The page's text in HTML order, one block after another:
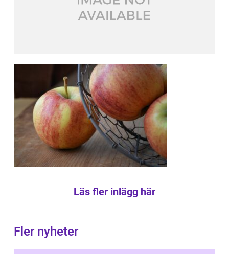
Läs fler inlägg här
Fler nyheter